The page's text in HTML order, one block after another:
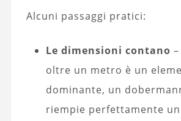
Alcuni passaggi pratici:
Le dimensioni contano
oltre un metro è un
dominante, un
riempie perfettamente